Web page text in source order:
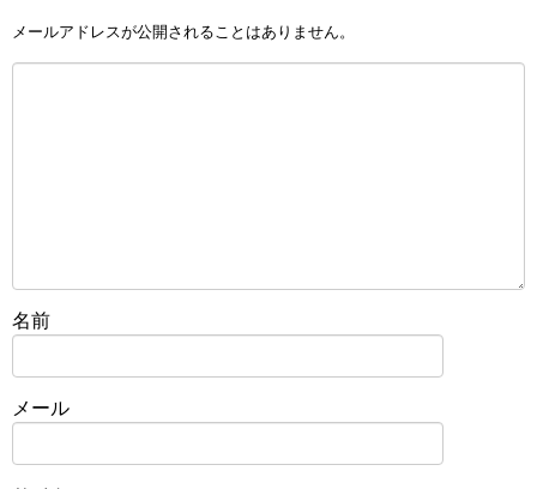
メールアドレスが公開されることはありません。
名前
メール